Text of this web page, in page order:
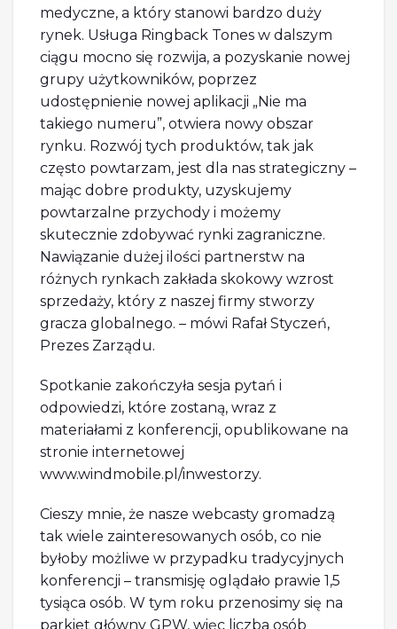
medyczne, a który stanowi bardzo duży
rynek. Usługa Ringback Tones w dalszym
ciągu mocno się rozwija, a pozyskanie nowej
grupy użytkowników, poprzez
udostępnienie nowej aplikacji „Nie ma
takiego numeru”, otwiera nowy obszar
rynku. Rozwój tych produktów, tak jak
często powtarzam, jest dla nas strategiczny –
mając dobre produkty, uzyskujemy
powtarzalne przychody i możemy
skutecznie zdobywać rynki zagraniczne.
Nawiązanie dużej ilości partnerstw na
różnych rynkach zakłada skokowy wzrost
sprzedaży, który z naszej firmy stworzy
gracza globalnego. – mówi Rafał Styczeń,
Prezes Zarządu.
Spotkanie zakończyła sesja pytań i
odpowiedzi, które zostaną, wraz z
materiałami z konferencji, opublikowane na
stronie internetowej
www.windmobile.pl/inwestorzy.
Cieszy mnie, że nasze webcasty gromadzą
tak wiele zainteresowanych osób, co nie
byłoby możliwe w przypadku tradycyjnych
konferencji – transmisję oglądało prawie 1,5
tysiąca osób. W tym roku przenosimy się na
parkiet główny GPW, więc liczba osób